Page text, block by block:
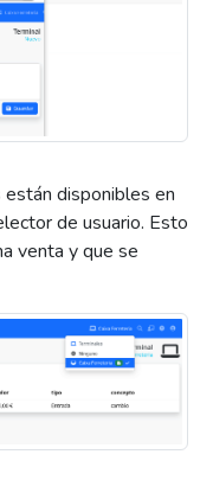
disponibles en
de usuario. Esto
venta y que se